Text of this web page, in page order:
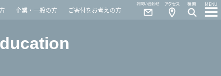
企業・一般の方 ご寄付をお考えの方
MENU
Access
Contact